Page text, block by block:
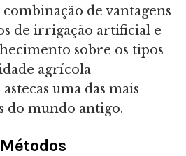
combinação de vantagens
de irrigação artificial e
sobre os tipos
agrícola
uma das mais
do mundo antigo.